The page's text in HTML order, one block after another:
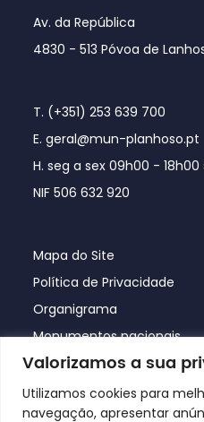
Valorizamos a sua
Utilizamos cookies para
navegação, apresentar
Av. da República
4830 - 513 Póvoa de
T. (+351) 253 639 700
E. geral@mun-planhoso.pt
H. seg a sex 09h00 -
NIF 506 632 920
Mapa do Site
Política de Privacidade
Organigrama
Monumentos nacionais